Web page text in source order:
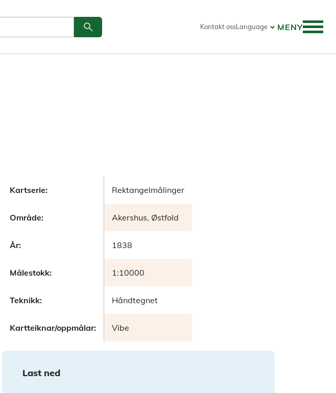
Søk
search Kontakt ossLanguage MENY
Kartserie: Rektangelmålinger
Område: Akershus, Østfold
År: 1838
Målestokk: 1:10000
Teknikk: Håndtegnet
Kartteiknar/oppmålar: Vibe
Last ned